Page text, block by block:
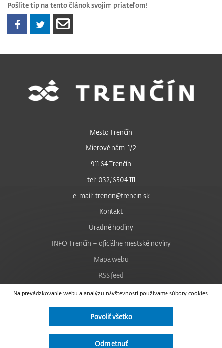
Pošlite tip na tento článok svojim priateľom!
Na prevádzkovanie webu a analýzu návštevnosti používame súbory cookies.
Povoliť všetko
Odmietnuť
Mesto Trenčín
Mierové nám. 1/2
911 64 Trenčín
tel: 032/6504 111
e-mail: trencin@trencin.sk
Kontakt
Úradné hodiny
INFO Trenčín – oficiálne mestské noviny
Mapa webu
RSS feed
Nastavenie cookies
Facebook
Instagram